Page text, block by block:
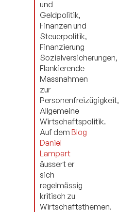
und
Geldpolitik,
Finanzen und
Steuerpolitik,
Finanzierung
Sozialversicherungen,
Flankierende
Massnahmen
zur
Personenfreizügigkeit,
Allgemeine
Wirtschaftspolitik.
Auf dem Blog
Daniel
Lampart
äussert er
sich
regelmässig
kritisch zu
Wirtschaftsthemen.